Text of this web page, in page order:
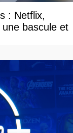
: Netflix,
bascule et